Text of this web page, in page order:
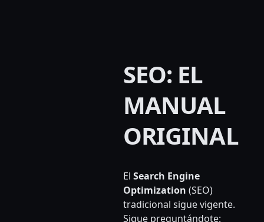
SEO: EL
MANUAL
ORIGINAL
El Search Engine
Optimization (SEO)
tradicional sigue vigente.
Sigue preguntándote: